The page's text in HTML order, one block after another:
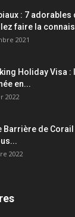
: 7
faire la
2021
Holiday Visa
en...
2022
Barrière de
2022